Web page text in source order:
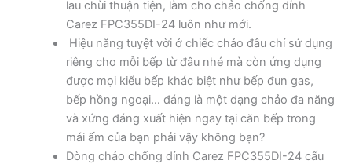
lau chùi thuận tiện, làm cho chảo chống dính
Carez FPC355DI-24 luôn như mới.
Hiệu năng tuyệt vời ở chiếc chảo đâu chỉ sử dụng
riêng cho mỗi bếp từ đâu nhé mà còn ứng dụng
được mọi kiểu bếp khác biệt như bếp đun gas,
bếp hồng ngoại… đáng là một dạng chảo đa năng
và xứng đáng xuất hiện ngay tại căn bếp trong
mái ấm của bạn phải vậy không bạn?
Dòng chảo chống dính Carez FPC355DI-24 cấu